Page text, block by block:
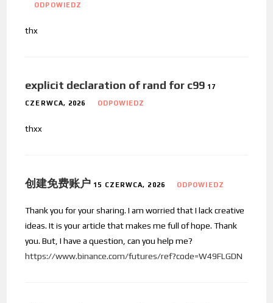
ODPOWIEDZ
thx
explicit declaration of rand for c99 17
CZERWCA, 2026 ODPOWIEDZ
thxx
创建免费账户 15 CZERWCA, 2026 ODPOWIEDZ
Thank you for your sharing. I am worried that I lack creative
ideas. It is your article that makes me full of hope. Thank
you. But, I have a question, can you help me?
https://www.binance.com/futures/ref?code=W49FLGDN